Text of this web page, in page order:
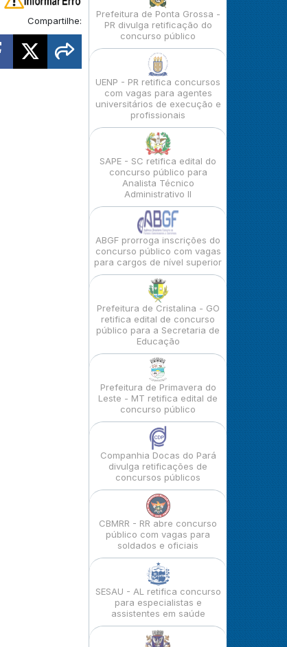
Compartilhe:
Prefeitura de Ponta Grossa -
PR divulga retificação do
concurso público
UENP - PR retifica concursos
com vagas para agentes
universitários de execução e
profissionais
SAPE - SC retifica edital do
concurso público para
Analista Técnico
Administrativo II
ABGF prorroga inscrições do
concurso público com vagas
para cargos de nível superior
Prefeitura de Cristalina - GO
retifica edital de concurso
público para a Secretaria de
Educação
Prefeitura de Primavera do
Leste - MT retifica edital de
concurso público
Companhia Docas do Pará
divulga retificações de
concursos públicos
CBMRR - RR abre concurso
público com vagas para
soldados e oficiais
SESAU - AL retifica concurso
para especialistas e
assistentes em saúde